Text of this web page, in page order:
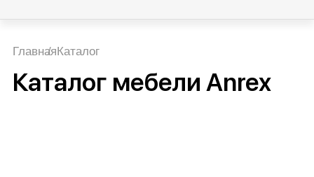
ГлавнаяКаталог
Каталог мебели Anrex